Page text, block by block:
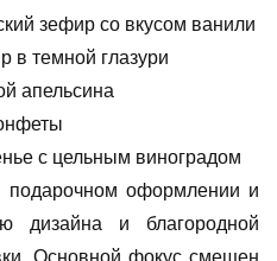
зефир со вкусом ванили
в темной глазури
апельсина
с цельным виноградом
подарочном оформлении и
дизайна и благородной
Основной фокус смещен